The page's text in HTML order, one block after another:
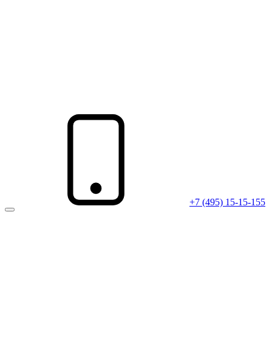
+7 (495) 15-15-155